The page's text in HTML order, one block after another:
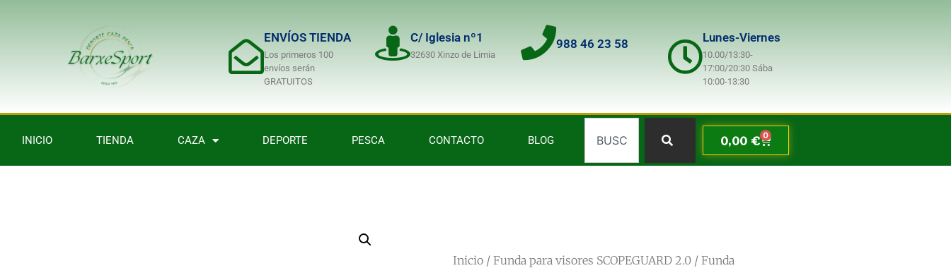
ENVÍOS TIENDA
Los primeros 100
envíos serán
GRATUITOS
C/ Iglesia nº1
32630 Xinzo de Limia
988 46 23 58 Lunes-Viernes
10.00/13:30-
17:00/20:30 Sába
10:00-13:30
INICIO TIENDA CAZA DEPORTE PESCA CONTACTO BLOG 0,00 € 0
Inicio / Funda para visores SCOPEGUARD 2.0 / Funda